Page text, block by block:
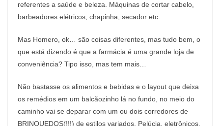
referentes a saúde e beleza. Máquinas de cortar cabelo,
barbeadores elétricos, chapinha, secador etc.
Mas Homero, ok… são coisas diferentes, mas tudo bem, o
que está dizendo é que a farmácia é uma grande loja de
conveniência? Tipo isso, mas tem mais…
Não bastasse os alimentos e bebidas e o layout que deixa
os remédios em um balcãozinho lá no fundo, no meio do
caminho vai se deparar com um ou dois corredores de
BRINQUEDOS(!!!) de estilos variados. Pelúcia, eletrônicos,